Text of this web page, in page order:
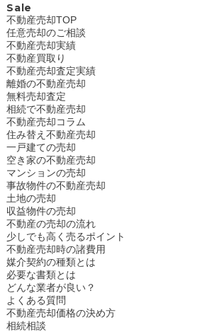
Sale
不動産売却TOP
任意売却のご相談
不動産売却実績
不動産買取り
不動産売却査定実績
離婚の不動産売却
無料売却査定
相続で不動産売却
不動産売却コラム
住み替え不動産売却
一戸建ての売却
空き家の不動産売却
マンションの売却
事故物件の不動産売却
土地の売却
収益物件の売却
不動産の売却の流れ
少しでも高く売るポイント
不動産売却時の諸費用
媒介契約の種類とは
必要な書類とは
どんな業者が良い？
よくある質問
不動産売却価格の決め方
相続相談